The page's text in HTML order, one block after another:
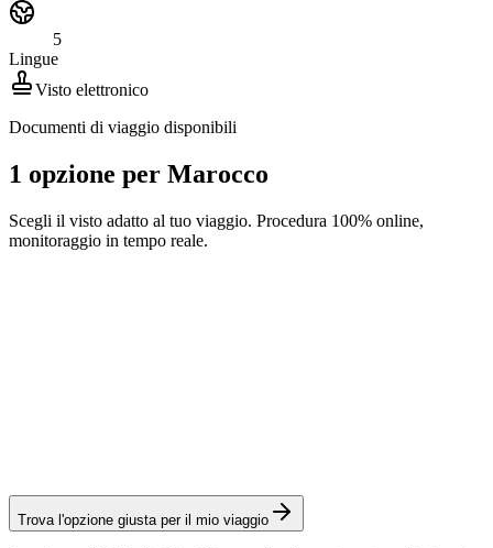
5
Lingue
Visto elettronico
Documenti di viaggio disponibili
1 opzione per Marocco
Scegli il visto adatto al tuo viaggio. Procedura 100% online,
monitoraggio in tempo reale.
Trova l'opzione giusta per il mio viaggio